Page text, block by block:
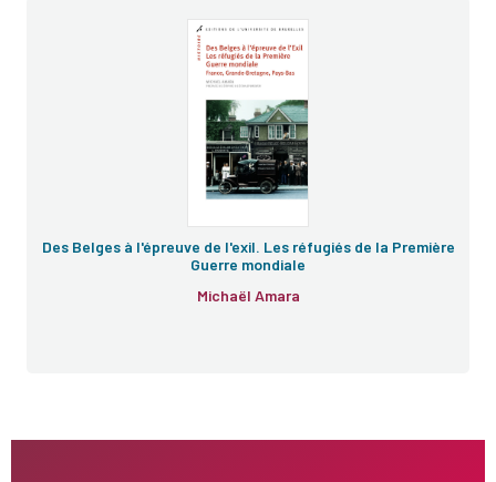
Des Belges à l'épreuve de l'exil. Les réfugiés de la Première
Guerre mondiale
Michaël Amara